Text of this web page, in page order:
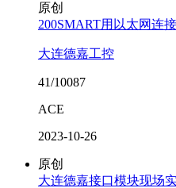
原创
200SMART用以太网连
大连德嘉工控
41/10087
ACE
2023-10-26
原创
大连德嘉接口模块现场